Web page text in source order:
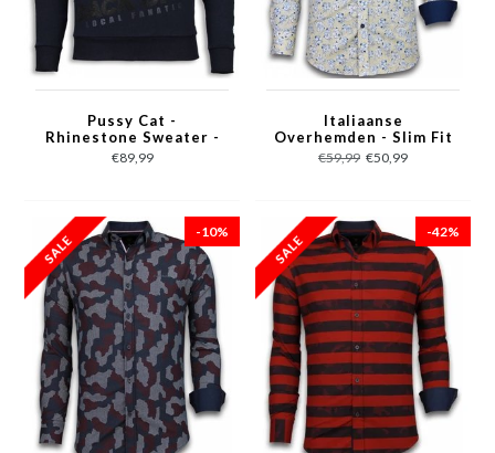
Pussy Cat -
Rhinestone Sweater -
Blauw
€89,99
Italiaanse
Overhemden - Slim Fit
Overhemd - Blouse
Drawn Flower Pattern
€59,99 €50,99
-10% -42%